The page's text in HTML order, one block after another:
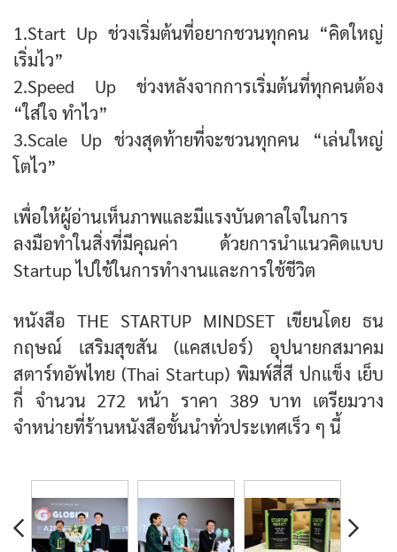
1.Start Up ช่วงเริ่มต้นที่อยากชวนทุกคน “คิดใหญ่
เริ่มไว”
2.Speed Up ช่วงหลังจากการเริ่มต้นที่ทุกคนต้อง
“ใส่ใจ ทำไว”
3.Scale Up ช่วงสุดท้ายที่จะชวนทุกคน “เล่นใหญ่
โตไว”
เพื่อให้ผู้อ่านเห็นภาพและมีแรงบันดาลใจในการ
ลงมือทำในสิ่งที่มีคุณค่า ด้วยการนำแนวคิดแบบ
Startup ไปใช้ในการทำงานและการใช้ชีวิต
หนังสือ THE STARTUP MINDSET เขียนโดย ธน
กฤษณ์ เสริมสุขสัน (แคสเปอร์) อุปนายกสมาคม
สตาร์ทอัพไทย (Thai Startup) พิมพ์สี่สี ปกแข็ง เย็บ
กี่ จำนวน 272 หน้า ราคา 389 บาท เตรียมวาง
จำหน่ายที่ร้านหนังสือชั้นนำทั่วประเทศเร็ว ๆ นี้